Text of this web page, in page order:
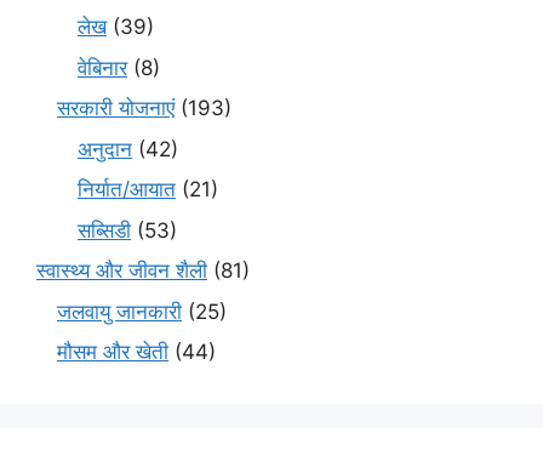
लेख(39)
वेबिनार(8)
सरकारी योजनाएं(193)
अनुदान (42)
निर्यात/आयात (21)
सब्सिडी (53)
स्वास्थ्य और जीवन शैली (81)
जलवायु जानकारी (25)
मौसम और खेती (44)